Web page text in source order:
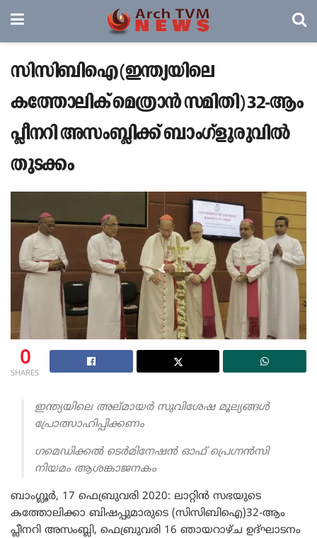
സിസിബിഐ (ഇന്ത്യയിലെ
കത്തോലിക് മെത്രാൻ സമിതി) 32-ആം
പ്ലീനറി അസംബ്ലിക്ക് ബാംഗ്‌ളൂരുവിൽ
തുടക്കം
0
SHARES
ഇന്ത്യയിലെ അല്മായർ സുവിശേഷ മൂല്യങ്ങൾ
പ്രോത്സാഹിപ്പിക്കണം
ഗമെഡിക്കൽ ടെർമിനേഷൻ ഓഫ് പ്രെഗ്നൻസി
നിയമം ആശങ്കാജനകം
ബാംഗ്ലൂർ, 17 ഫെബ്രുവരി 2020: ലാറ്റിൻ സഭയുടെ
കത്തോലിക്കാ ബിഷപ്പുമാരുടെ (സിസിബിഐ)32-ആം
പ്ലീനറി അസംബ്ലി, ഫെബ്രുവരി 16 ഞായറാഴ്ച ഉദ്ഘാടനം